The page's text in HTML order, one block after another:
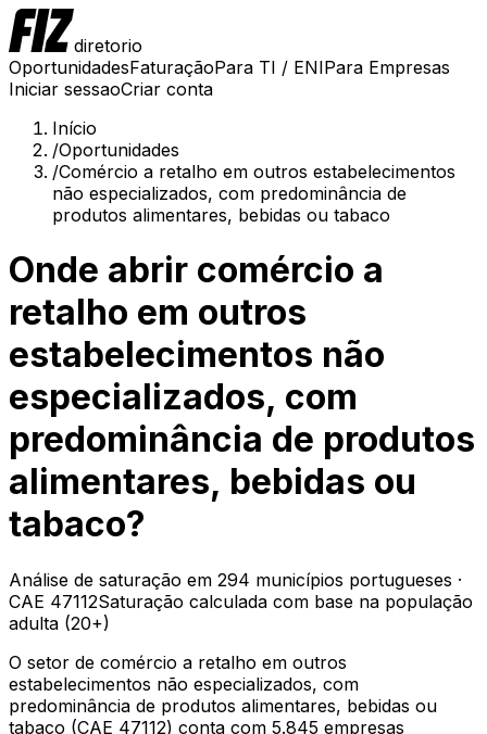
diretorio
OportunidadesFaturaçãoPara TI / ENIPara Empresas
Iniciar sessaoCriar conta
Início
/Oportunidades
/Comércio a retalho em outros estabelecimentos
não especializados, com predominância de
produtos alimentares, bebidas ou tabaco
Onde abrir comércio a
retalho em outros
estabelecimentos não
especializados, com
predominância de produtos
alimentares, bebidas ou
tabaco?
Análise de saturação em 294 municípios portugueses ·
CAE 47112Saturação calculada com base na população
adulta (20+)
O setor de comércio a retalho em outros
estabelecimentos não especializados, com
predominância de produtos alimentares, bebidas ou
tabaco (CAE 47112) conta com 5.845 empresas